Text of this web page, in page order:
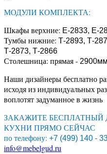
МОДУЛИ КОМПЛЕКТА:
Шкафы верхние: Е-2833, Е-
Тумбы нижние: Т-2893, Т-
Т-2873, Т-2866
Столешница: прямая - 2900мм
Наши дизайнеры бесплатно
исходя из индивидуальных
воплотят задуманное в жизнь
ЗАКАЖИТЕ БЕСПЛАТНЫЙ
КУХНИ ПРЯМО СЕЙЧАС
по телефону: +7 (499) 140 -
info@mebelgud.ru